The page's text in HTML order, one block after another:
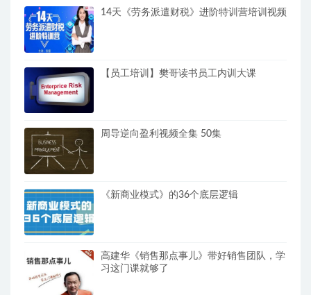
14天《劳务派遣财税》进阶特训营培训视频
【员工培训】樊哥读书员工内训大课
周导逆向盈利视频全集 50集
《新商业模式》的36个底层逻辑
高建华《销售那点事儿》带好销售团队，学
习这门课就够了